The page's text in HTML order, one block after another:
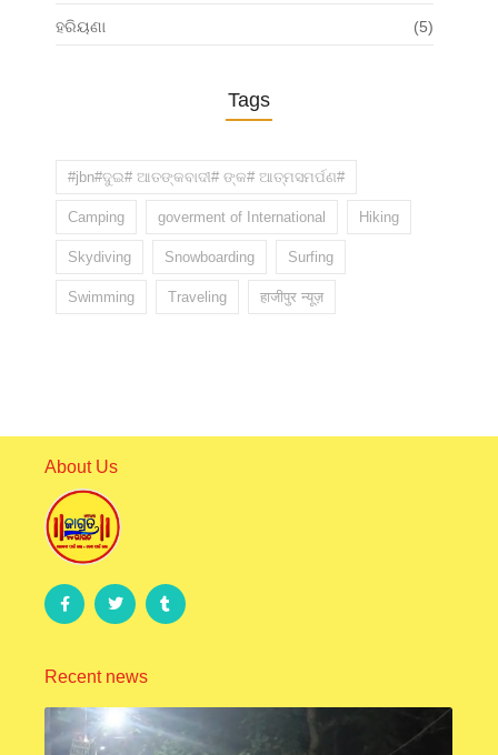
ହରିୟଣା (5)
Tags
#jbn#ଦୁଇ# ଆତଙ୍କବାଦୀ# ଙ୍କ# ଆତ୍ମସମର୍ପଣ#
Camping goverment of International Hiking
Skydiving Snowboarding Surfing
Swimming Traveling हाजीपुर न्यूज़
About Us
Recent news